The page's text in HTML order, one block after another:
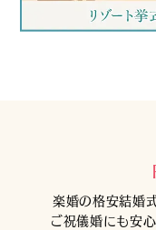
楽婚の格安結婚
ご祝儀婚にも安